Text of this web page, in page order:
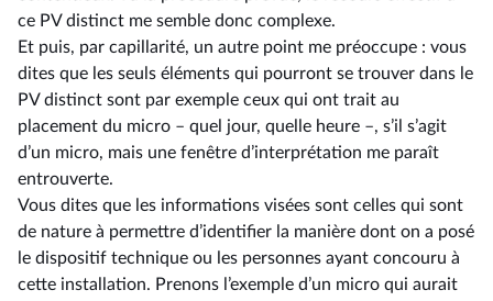
ce PV distinct me semble donc complexe.
Et puis, par capillarité, un autre point me préoccupe : vous
dites que les seuls éléments qui pourront se trouver dans le
PV distinct sont par exemple ceux qui ont trait au
placement du micro –⁠ quel jour, quelle heure –, s’il s’agit
d’un micro, mais une fenêtre d’interprétation me paraît
entrouverte.
Vous dites que les informations visées sont celles qui sont
de nature à permettre d’identifier la manière dont on a posé
le dispositif technique ou les personnes ayant concouru à
cette installation. Prenons l’exemple d’un micro qui aurait